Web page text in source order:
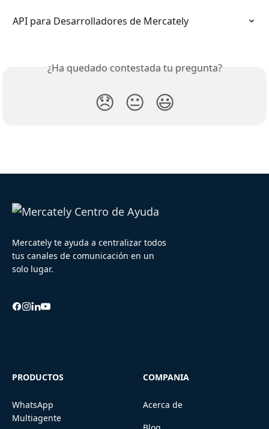
API para Desarrolladores de Mercately
¿Ha quedado contestada tu pregunta?
😞 😐 😃
Mercately te ayuda a centralizar todos
tus canales de comunicación en un
solo lugar.
PRODUCTOS
WhatsApp
Multiagente
COMPANIA
Acerca de